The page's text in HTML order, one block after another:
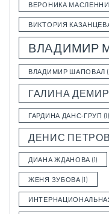
ВЕРОНИКА
ВИКТОРИЯ
ВЛАДИМИР
ВЛАДИМИР ШАПОВАЛ
ГАЛИНА
ГАРДИНА ДАНС-ГРУП (1)
ДЕНИС ПЕТРОВ
ДИАНА ЖДАНОВА (1)
ЖЕНЯ ЗУБОВА (1)